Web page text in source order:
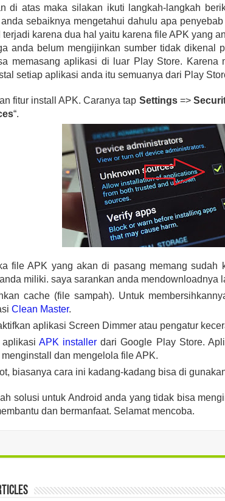
di atas maka silakan ikuti langkah-langkah
anda sebaiknya mengetahui dahulu apa
terjadi karena dua hal yaitu karena file APK yang
anda belum mengijinkan sumber tidak dikenal
memasang aplikasi di luar Play Store. Karena
setiap aplikasi anda itu semuanya dari Play
fitur install APK. Caranya tap Settings=>
“.
file APK yang akan di pasang memang sudah
miliki. saya sarankan anda mendownloadnya
cache (file sampah). Untuk
Clean Master.
aplikasi Screen Dimmer atau pengatur
aplikasi APK installer dari Google Play Store.
menginstall dan mengelola file APK.
biasanya cara ini kadang-kadang bisa di
solusi untuk Android anda yang tidak bisa
dan bermanfaat. Selamat mencoba.